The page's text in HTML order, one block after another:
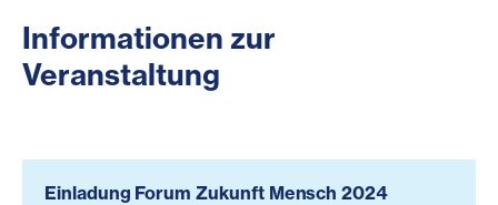
Informationen zur
Veranstaltung
Einladung Forum Zukunft Mensch 2024